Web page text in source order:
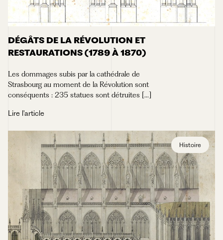
DÉGÂTS DE LA RÉVOLUTION ET
RESTAURATIONS (1789 À 1870)
Les dommages subis par la cathédrale de
Strasbourg au moment de la Révolution sont
conséquents : 235 statues sont détruites [...]
Lire l'article
Histoire